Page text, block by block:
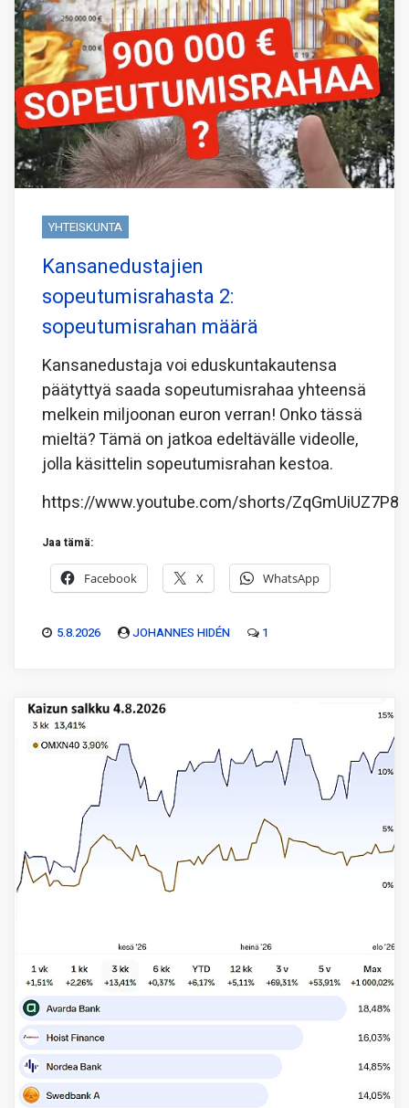
YHTEISKUNTA
Kansanedustajien
sopeutumisrahasta 2:
sopeutumisrahan määrä
Kansanedustaja voi eduskuntakautensa
päätyttyä saada sopeutumisrahaa yhteensä
melkein miljoonan euron verran! Onko tässä
mieltä? Tämä on jatkoa edeltävälle videolle,
jolla käsittelin sopeutumisrahan kestoa.
https://www.youtube.com/shorts/ZqGmUiUZ7P8
Jaa tämä:
Facebook X WhatsApp
5.8.2026 JOHANNES HIDÉN 1